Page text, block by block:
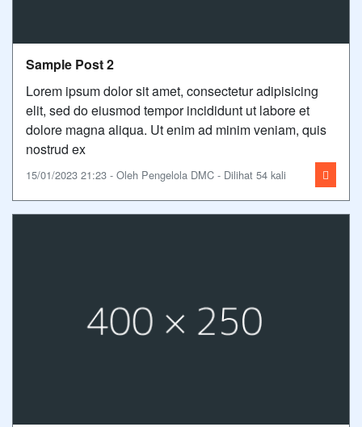
Sample Post 2
Lorem ipsum dolor sit amet, consectetur adipisicing
elit, sed do eiusmod tempor incididunt ut labore et
dolore magna aliqua. Ut enim ad minim veniam, quis
nostrud ex
15/01/2023 21:23 - Oleh Pengelola DMC - Dilihat 54 kali